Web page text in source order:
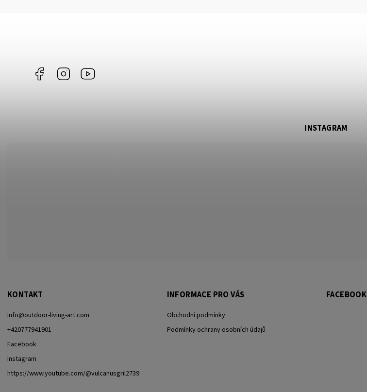
Facebook Instagram
KONTAKT
info@outdoor-living-art.com
+420777941901
Facebook
Instagram
https://www.youtube.com/@vulcanusgril2739
INFORMACE PRO VÁS
Obchodní podmínky
Podmínky ochrany osobních údajů
FACEBOOK
INSTAGRAM